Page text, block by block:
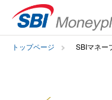
トップページ SBIマネー